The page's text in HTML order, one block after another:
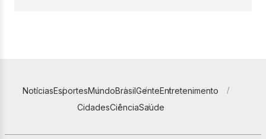
NotíciasEsportesMundoBrasilGenteEntretenimento
CidadesCiênciaSaúde